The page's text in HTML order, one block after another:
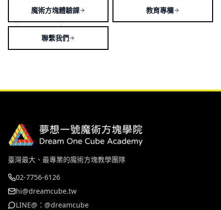
魔術方塊體驗課 教育專欄
聯繫我們
臺灣最大、最專業的魔術方塊教學團隊
02-7756-6126
hi@dreamcube.tw
LINE@：@dreamcube